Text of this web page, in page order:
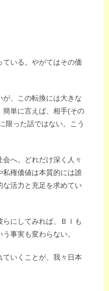
いる。やがてはその価
、この転換には大きな
簡単に言えば、相手(その
限った話ではない。こう
へ。どれだけ深く人々
権価値は本質的には誰
な活力と充足を求めてい
にしてみれば、ＢＩも
事実も変わらない。
いくことが、我々日本